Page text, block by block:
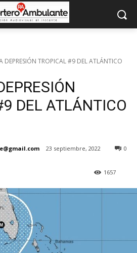
DEPRESIÓN TROPICAL #9 DEL ATLÁNTICO
DEL ATLÁNTICO
23 septiembre, 2022 0
1657